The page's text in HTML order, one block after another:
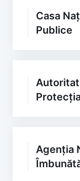
Casa
Publice
Agenția